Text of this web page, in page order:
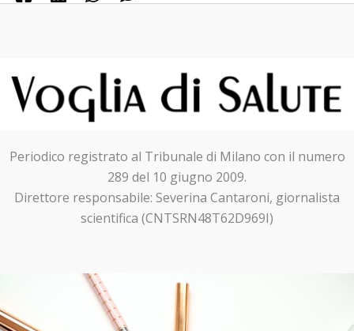
Periodico registrato al Tribunale di Milano con il numero
289 del 10 giugno 2009.
Direttore responsabile: Severina Cantaroni, giornalista
scientifica (CNTSRN48T62D969I)